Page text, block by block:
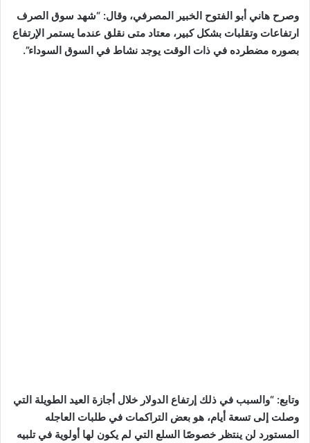
وصرح هاني أبو الفتوح الخبير المصرفي، وقال: “شهد سوق الصرف
ارتفاعات وتقلبات بشكل كبير، معتاد متى نقلق عندما يستمر الإرتفاع
بصوره مضطرده في ذات الوقت يوجد نشاط في السوق السوداء”.
وتابع: “والسبب في ذلك إرتفاع الدولار خلال أجازة العيد الطويلة التي
وصلت إلى تسعة أيام، هو بعض التراكمات في طلبات العاجله
المستورد لن ينتظر خصوصًا السلع التي لم يكون لها أولوية في تلبيه